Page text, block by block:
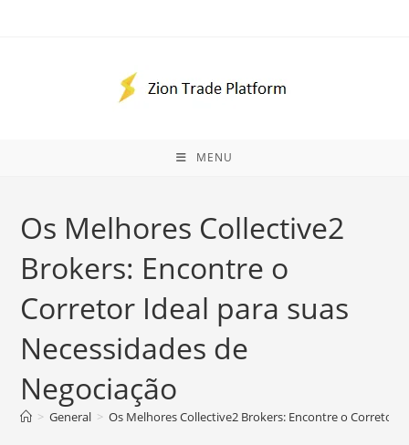
MENU
Os Melhores Collective2
Brokers: Encontre o
Corretor Ideal para suas
Necessidades de
Negociação
> General > Os Melhores Collective2 Brokers: Encontre o Corretor